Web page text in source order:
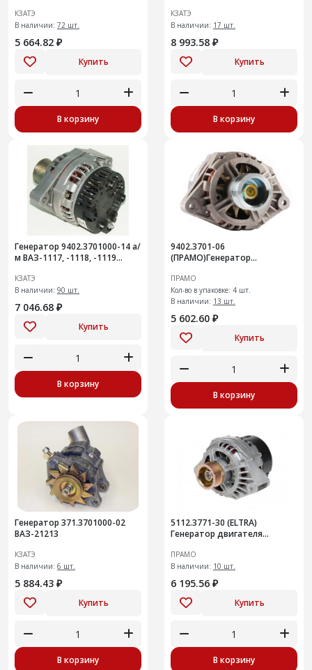
КЗАТЭ
В наличии: 72 шт.
5 664.82 ₽
Купить
В корзину
КЗАТЭ
В наличии: 17 шт.
8 993.58 ₽
Купить
В корзину
Генератор 9402.3701000-14 а/
м ВАЗ-1117, -1118, -1119
КЗАТЭ
В наличии: 90 шт.
7 046.68 ₽
Купить
В корзину
9402.3701-06
(ПРАМО)Генератор
100А
ПРАМО
Кол-во в упаковке: 4 шт.
В наличии: 13 шт.
5 602.60 ₽
Купить
В корзину
Генератор 371.3701000-02
ВАЗ-21213
КЗАТЭ
В наличии: 6 шт.
5 884.43 ₽
Купить
В корзину
5112.3771-30 (ELTRA)
Генератор двигателя
автомобиля ВАЗ 2123 120АМ
ПРАМО
В наличии: 10 шт.
6 195.56 ₽
Купить
В корзину